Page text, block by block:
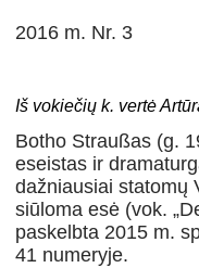
2016 m. Nr. 3
Iš vokiečių k. vertė
Botho Straußas (g.
eseistas ir
dažniausiai statomų
siūloma esė (vok.
paskelbta 2015 m.
41 numeryje.